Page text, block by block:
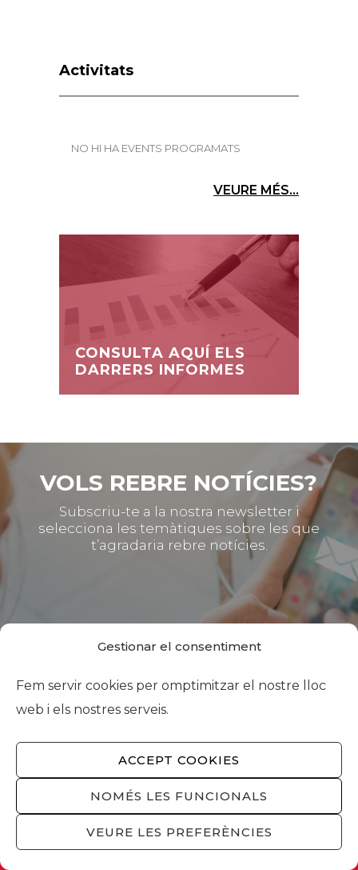
Gestionar el consentiment
Fem servir cookies per omptimitzar el nostre lloc
web i els nostres serveis.
ACCEPT COOKIES
NOMÉS LES FUNCIONALS
VEURE LES PREFERÈNCIES
Activitats
NO HI HA EVENTS PROGRAMATS
VEURE MÉS...
CONSULTA AQUÍ ELS
DARRERS INFORMES
VOLS REBRE NOTÍCIES?
Subscriu-te a la nostra newsletter i
selecciona les temàtiques sobre les que
t’agradaria rebre notícies.
SUBSCRIU-TE A
FOMENT